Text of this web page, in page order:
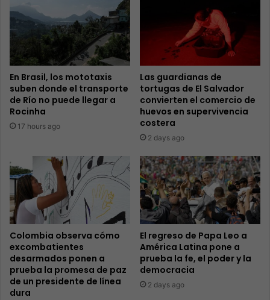
En Brasil, los mototaxis
suben donde el transporte
de Río no puede llegar a
Rocinha
17 hours ago
Las guardianas de
tortugas de El Salvador
convierten el comercio de
huevos en supervivencia
costera
2 days ago
Colombia observa cómo
excombatientes
desarmados ponen a
prueba la promesa de paz
de un presidente de línea
dura
El regreso de Papa Leo a
América Latina pone a
prueba la fe, el poder y la
democracia
2 days ago